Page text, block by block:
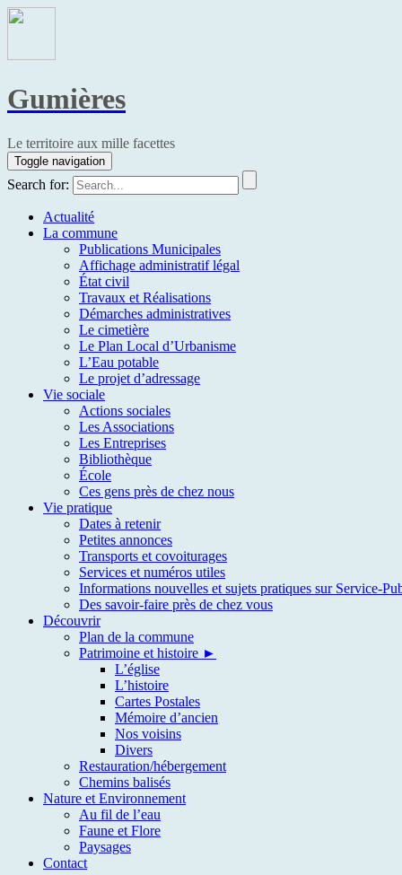
Gumières
Le territoire aux mille facettes
Toggle navigation
Search for:
Actualité
La commune
Publications Municipales
Affichage administratif légal
État civil
Travaux et Réalisations
Démarches administratives
Le cimetière
Le Plan Local d’Urbanisme
L’Eau potable
Le projet d’adressage
Vie sociale
Actions sociales
Les Associations
Les Entreprises
Bibliothèque
École
Ces gens près de chez nous
Vie pratique
Dates à retenir
Petites annonces
Transports et covoiturages
Services et numéros utiles
Informations nouvelles et sujets pratiques sur Service-
Des savoir-faire près de chez vous
Découvrir
Plan de la commune
Patrimoine et histoire ►
L’église
L’histoire
Cartes Postales
Mémoire d’ancien
Nos voisins
Divers
Restauration/hébergement
Chemins balisés
Nature et Environnement
Au fil de l’eau
Faune et Flore
Paysages
Contact